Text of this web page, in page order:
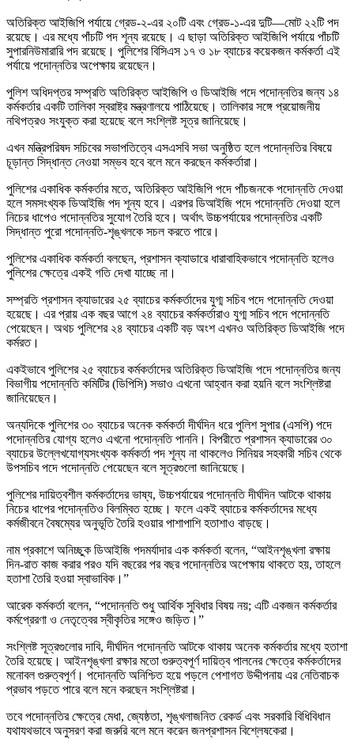
অতিরিক্ত আইজিপি পর্যায়ে গ্রেড-২-এর ২০টি এবং গ্রেড-১-এর দুটি—মোট ২২টি পদ
রয়েছে। এর মধ্যে পাঁচটি পদ শূন্য রয়েছে। এ ছাড়া অতিরিক্ত আইজিপি পর্যায়ে পাঁচটি
সুপারনিউমারারি পদ রয়েছে। পুলিশের বিসিএস ১৭ ও ১৮ ব্যাচের কয়েকজন কর্মকর্তা এই
পর্যায়ে পদোন্নতির অপেক্ষায় রয়েছেন।
পুলিশ অধিদপ্তর সম্প্রতি অতিরিক্ত আইজিপি ও ডিআইজি পদে পদোন্নতির জন্য ১৪
কর্মকর্তার একটি তালিকা স্বরাষ্ট্র মন্ত্রণালয়ে পাঠিয়েছে। তালিকার সঙ্গে প্রয়োজনীয়
নথিপত্রও সংযুক্ত করা হয়েছে বলে সংশ্লিষ্ট সূত্র জানিয়েছে।
এখন মন্ত্রিপরিষদ সচিবের সভাপতিত্বে এসএসবি সভা অনুষ্ঠিত হলে পদোন্নতির বিষয়ে
চূড়ান্ত সিদ্ধান্ত নেওয়া সম্ভব হবে বলে মনে করছেন কর্মকর্তারা।
পুলিশের একাধিক কর্মকর্তার মতে, অতিরিক্ত আইজিপি পদে পাঁচজনকে পদোন্নতি দেওয়া
হলে সমসংখ্যক ডিআইজি পদ শূন্য হবে। এরপর ডিআইজি পদে পদোন্নতি দেওয়া হলে
নিচের ধাপেও পদোন্নতির সুযোগ তৈরি হবে। অর্থাৎ উচ্চপর্যায়ের পদোন্নতির একটি
সিদ্ধান্ত পুরো পদোন্নতি-শৃঙ্খলকে সচল করতে পারে।
পুলিশের একাধিক কর্মকর্তা বলছেন, প্রশাসন ক্যাডারে ধারাবাহিকভাবে পদোন্নতি হলেও
পুলিশের ক্ষেত্রে একই গতি দেখা যাচ্ছে না।
সম্প্রতি প্রশাসন ক্যাডারের ২৫ ব্যাচের কর্মকর্তাদের যুগ্ম সচিব পদে পদোন্নতি দেওয়া
হয়েছে। এর প্রায় এক বছর আগে ২৪ ব্যাচের কর্মকর্তারাও যুগ্ম সচিব পদে পদোন্নতি
পেয়েছেন। অথচ পুলিশের ২৪ ব্যাচের একটি বড় অংশ এখনও অতিরিক্ত ডিআইজি পদে
কর্মরত।
একইভাবে পুলিশের ২৫ ব্যাচের কর্মকর্তাদের অতিরিক্ত ডিআইজি পদে পদোন্নতির জন্য
বিভাগীয় পদোন্নতি কমিটির (ডিপিসি) সভাও এখনো আহ্বান করা হয়নি বলে সংশ্লিষ্টরা
জানিয়েছেন।
অন্যদিকে পুলিশের ৩০ ব্যাচের অনেক কর্মকর্তা দীর্ঘদিন ধরে পুলিশ সুপার (এসপি) পদে
পদোন্নতির যোগ্য হলেও এখনো পদোন্নতি পাননি। বিপরীতে প্রশাসন ক্যাডারের ৩০
ব্যাচের উল্লেখযোগ্যসংখ্যক কর্মকর্তা পদ শূন্য না থাকলেও সিনিয়র সহকারী সচিব থেকে
উপসচিব পদে পদোন্নতি পেয়েছেন বলে সূত্রগুলো জানিয়েছে।
পুলিশের দায়িত্বশীল কর্মকর্তাদের ভাষ্য, উচ্চপর্যায়ের পদোন্নতি দীর্ঘদিন আটকে থাকায়
নিচের ধাপের পদোন্নতিও বিলম্বিত হচ্ছে। ফলে একই ব্যাচের কর্মকর্তাদের মধ্যে
কর্মজীবনে বৈষম্যের অনুভূতি তৈরি হওয়ার পাশাপাশি হতাশাও বাড়ছে।
নাম প্রকাশে অনিচ্ছুক ডিআইজি পদমর্যাদার এক কর্মকর্তা বলেন, “আইনশৃঙ্খলা রক্ষায়
দিন-রাত কাজ করার পরও যদি বছরের পর বছর পদোন্নতির অপেক্ষায় থাকতে হয়, তাহলে
হতাশা তৈরি হওয়া স্বাভাবিক।”
আরেক কর্মকর্তা বলেন, “পদোন্নতি শুধু আর্থিক সুবিধার বিষয় নয়; এটি একজন কর্মকর্তার
কর্মপ্রেরণা ও নেতৃত্বের স্বীকৃতির সঙ্গেও জড়িত।”
সংশ্লিষ্ট সূত্রগুলোর দাবি, দীর্ঘদিন পদোন্নতি আটকে থাকায় অনেক কর্মকর্তার মধ্যে হতাশা
তৈরি হয়েছে। আইনশৃঙ্খলা রক্ষার মতো গুরুত্বপূর্ণ দায়িত্ব পালনের ক্ষেত্রে কর্মকর্তাদের
মনোবল গুরুত্বপূর্ণ। পদোন্নতি অনিশ্চিত হয়ে পড়লে পেশাগত উদ্দীপনায় এর নেতিবাচক
প্রভাব পড়তে পারে বলে মনে করছেন সংশ্লিষ্টরা।
তবে পদোন্নতির ক্ষেত্রে মেধা, জ্যেষ্ঠতা, শৃঙ্খলাজনিত রেকর্ড এবং সরকারি বিধিবিধান
যথাযথভাবে অনুসরণ করা জরুরি বলে মনে করেন জনপ্রশাসন বিশ্লেষকেরা।